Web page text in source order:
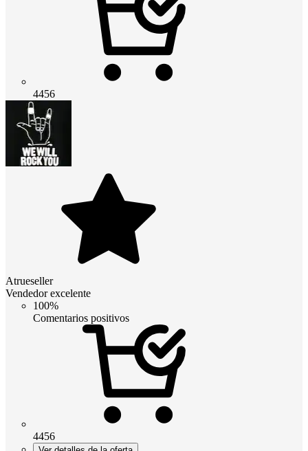
4456
Atrueseller
Vendedor excelente
100%
Comentarios positivos
4456